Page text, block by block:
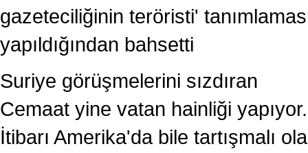
gazeteciliğinin teröristi'
yapıldığından bahsetti
Suriye görüşmelerini sızdıran
Cemaat yine vatan hainliği yapıyor.
İtibarı Amerika'da bile tartışmalı